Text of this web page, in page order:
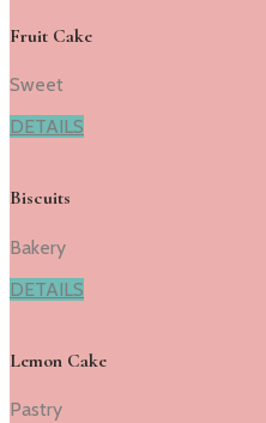
Fruit Cake
Sweet
DETAILS
Biscuits
Bakery
DETAILS
Lemon Cake
Pastry